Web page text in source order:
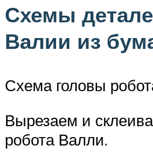
Схемы
Валии из
Схема головы
Вырезаем и
робота Валли.